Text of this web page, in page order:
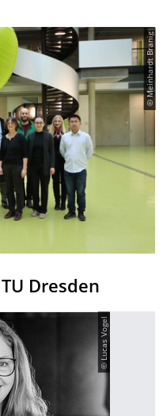
© Meinhardt Branig
Dresden
© Lucas Vogel